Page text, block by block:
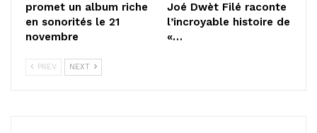
promet un album riche
en sonorités le 21
novembre
Joé Dwèt Filé raconte
l’incroyable histoire de
«…
PREV NEXT